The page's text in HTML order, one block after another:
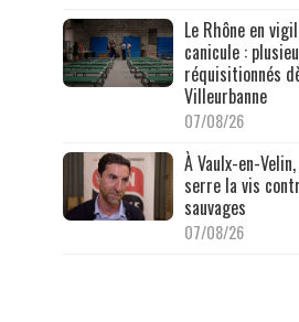
Le Rhône en
canicule :
réquisitionnés
Villeurbanne
07/08/26
À Vaulx-en-
serre la vis
sauvages
07/08/26